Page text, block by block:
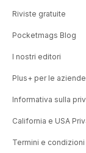
Riviste gratuite
Pocketmags Blog
I nostri editori
Plus+ per le aziende
Informativa sulla
California e USA
Termini e condizioni